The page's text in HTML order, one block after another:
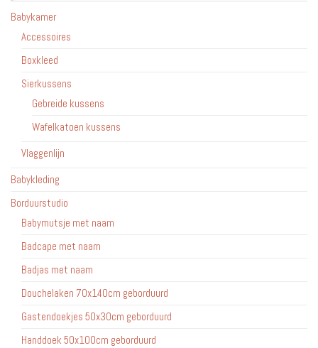
Babykamer
Accessoires
Boxkleed
Sierkussens
Gebreide kussens
Wafelkatoen kussens
Vlaggenlijn
Babykleding
Borduurstudio
Babymutsje met naam
Badcape met naam
Badjas met naam
Douchelaken 70x140cm geborduurd
Gastendoekjes 50x30cm geborduurd
Handdoek 50x100cm geborduurd